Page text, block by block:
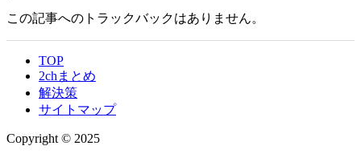
この記事へのトラックバックはありません。
TOP
2chまとめ
解決策
サイトマップ
Copyright © 2025